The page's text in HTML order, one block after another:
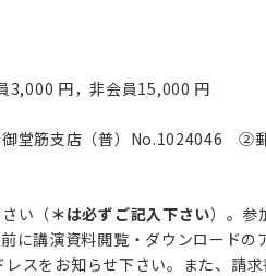
3,000 円，非会員15,000 円
堂筋支店（普）No.1024046 ②
い（＊は必ずご記入下さい）。参
に講演資料閲覧・ダウンロード
スをお知らせ下さい。また、請求